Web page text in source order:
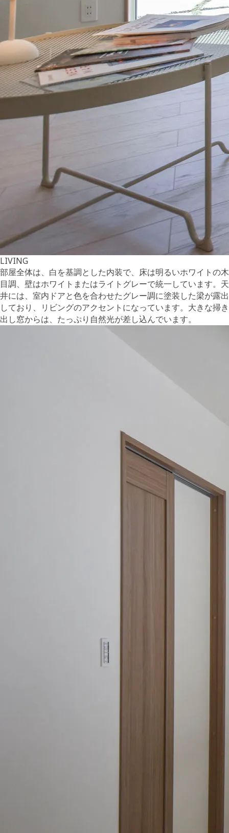
LIVING
部屋全体は、白を基調とした内装で、床は明るいホワイトの木
目調、壁はホワイトまたはライトグレーで統一しています。天
井には、室内ドアと色を合わせたグレー調に塗装した梁が露出
しており、リビングのアクセントになっています。大きな掃き
出し窓からは、たっぷり自然光が差し込んでいます。